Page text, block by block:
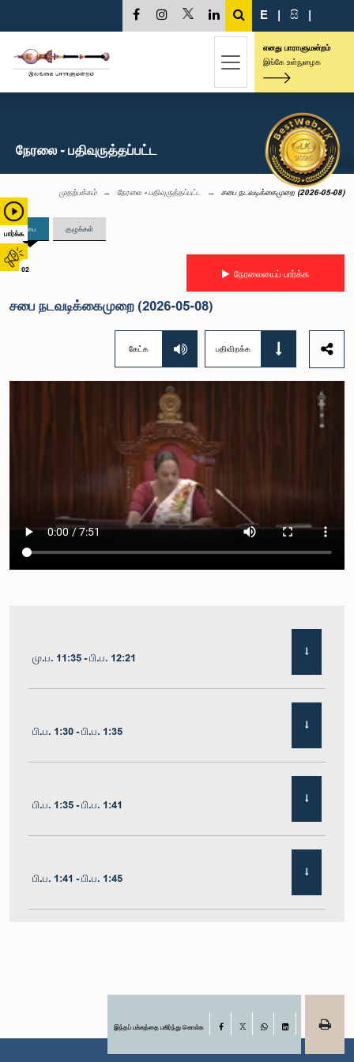
பார்க்க
02
E | සි |
எனது பாராளுமன்றம்
இங்கே உள்நுழைக
நேரலை - பதிவுருத்தப்பட்ட
முதற்பக்கம் நேரலை - பதிவுருத்தப்பட்ட சபை நடவடிக்கைமுறை (2026-05-08)
சபை குழுக்கள்
நேரலையைப் பார்க்க
சபை நடவடிக்கைமுறை (2026-05-08)
கேட்க பதிவிறக்க
மு.ப. 11:35 - பி.ப. 12:21
பி.ப. 1:30 - பி.ப. 1:35
பி.ப. 1:35 - பி.ப. 1:41
பி.ப. 1:41 - பி.ப. 1:45
பி.ப. 1:51 - பி.ப. 1:57இந்தப் பக்கத்தை பகிர்ந்து கொள்க Facebook
LinkedIn